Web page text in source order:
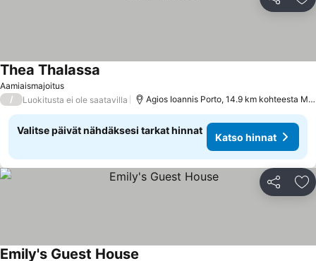
Jaa
Aamiaismajoitus
Thea Thalassa
/ Luokitusta ei ole saatavilla Agios Ioannis Porto, 14.9 km kohteesta
Valitse päivät nähdäksesi tarkat hinnat
Katso hinnat
Jaa
Emily's Guest House